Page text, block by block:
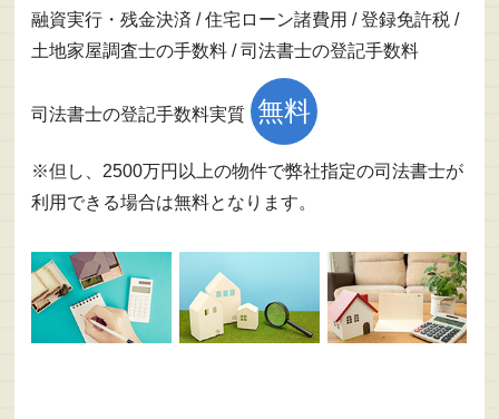
融資実行・残金決済 / 住宅ローン諸費用 / 登録免許税 /
土地家屋調査士の手数料 / 司法書士の登記手数料
司法書士の登記手数料実質 無料
※但し、2500万円以上の物件で弊社指定の司法書士が
利用できる場合は無料となります。